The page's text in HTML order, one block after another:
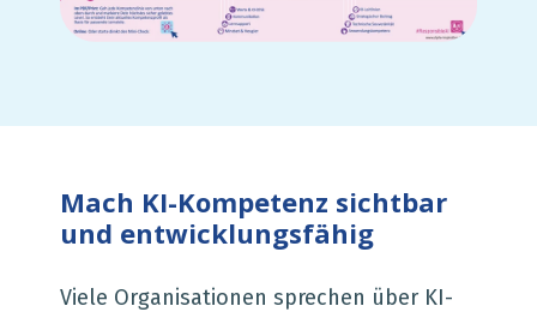
Mach KI-Kompetenz sichtbar
und entwicklungsfähig
Viele Organisationen sprechen über KI-